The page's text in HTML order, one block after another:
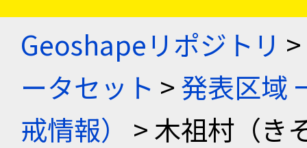
Geoshapeリポジトリ >
ータセット >発表区域
戒情報）
> 木祖村（き